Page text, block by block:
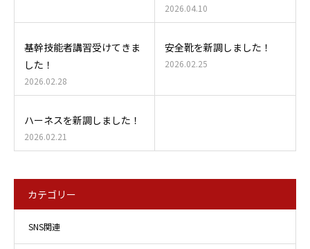
2026.04.10
基幹技能者講習受けてきま
した！
2026.02.28
安全靴を新調しました！
2026.02.25
ハーネスを新調しました！
2026.02.21
カテゴリー
SNS関連